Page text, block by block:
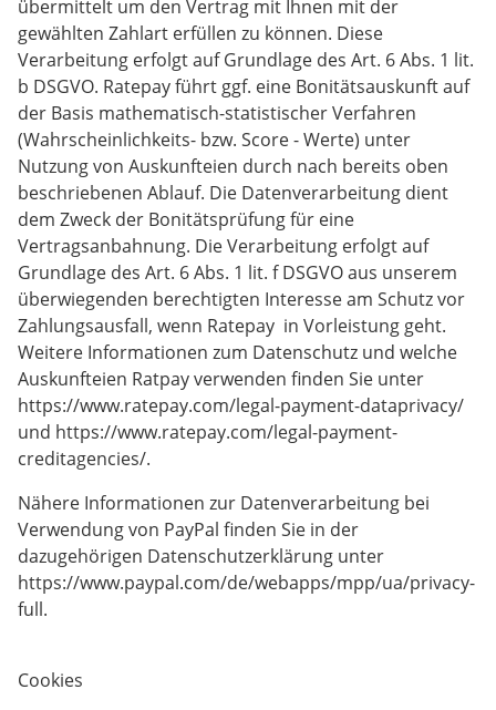
übermittelt um den Vertrag mit Ihnen mit der
gewählten Zahlart erfüllen zu können. Diese
Verarbeitung erfolgt auf Grundlage des Art. 6 Abs. 1 lit.
b DSGVO. Ratepay führt ggf. eine Bonitätsauskunft auf
der Basis mathematisch-statistischer Verfahren
(Wahrscheinlichkeits- bzw. Score - Werte) unter
Nutzung von Auskunfteien durch nach bereits oben
beschriebenen Ablauf. Die Datenverarbeitung dient
dem Zweck der Bonitätsprüfung für eine
Vertragsanbahnung. Die Verarbeitung erfolgt auf
Grundlage des Art. 6 Abs. 1 lit. f DSGVO aus unserem
überwiegenden berechtigten Interesse am Schutz vor
Zahlungsausfall, wenn Ratepay in Vorleistung geht.
Weitere Informationen zum Datenschutz und welche
Auskunfteien Ratpay verwenden finden Sie unter
https://www.ratepay.com/legal-payment-dataprivacy/
und https://www.ratepay.com/legal-payment-
creditagencies/.
Nähere Informationen zur Datenverarbeitung bei
Verwendung von PayPal finden Sie in der
dazugehörigen Datenschutzerklärung unter
https://www.paypal.com/de/webapps/mpp/ua/privacy-
full.
Cookies